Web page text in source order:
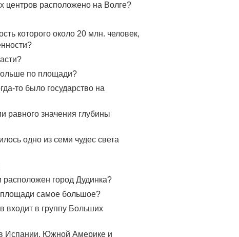
центров расположено на Волге?
которого около 20 млн. человек,
по площади?
то было государство на
равного значения глубины
одно из семи чудес света
расположен город Дудинка?
площади самое большое?
входит в группу Больших
Испании, Южной Америке и